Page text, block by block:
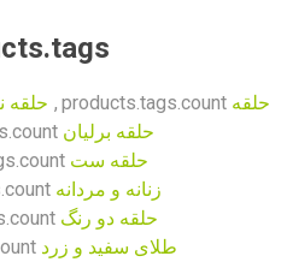
حلقه products.tags.count
, حلقه
حلقه برلیان
حلقه ست
زنانه و مردانه
حلقه دو رنگ
طلای سفید و زرد